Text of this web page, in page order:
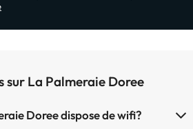
sur La Palmeraie Doree
Doree dispose de wifi?